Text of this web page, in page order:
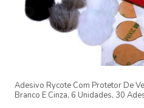
Streaming ao vivo
Apresentações e treinamentos
Adesivo Rycote Com Protetor De
Branco E Cinza, 6 Unidades, 30